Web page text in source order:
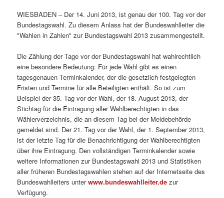
WIESBADEN – Der 14. Juni 2013, ist genau der 100. Tag vor der
Bundestagswahl. Zu diesem Anlass hat der Bundeswahlleiter die
"Wahlen in Zahlen" zur Bundestagswahl 2013 zusammengestellt.
Die Zählung der Tage vor der Bundestagswahl hat wahlrechtlich
eine besondere Bedeutung: Für jede Wahl gibt es einen
tagesgenauen Terminkalender, der die gesetzlich festgelegten
Fristen und Termine für alle Beteiligten enthält. So ist zum
Beispiel der 35. Tag vor der Wahl, der 18. August 2013, der
Stichtag für die Eintragung aller Wahlberechtigten in das
Wählerverzeichnis, die an diesem Tag bei der Meldebehörde
gemeldet sind. Der 21. Tag vor der Wahl, der 1. September 2013,
ist der letzte Tag für die Benachrichtigung der Wahlberechtigten
über ihre Eintragung. Den vollständigen Terminkalender sowie
weitere Informationen zur Bundestagswahl 2013 und Statistiken
aller früheren Bundestagswahlen stehen auf der Internetseite des
Bundeswahlleiters unterwww.bundeswahlleiter.de zur
Verfügung.